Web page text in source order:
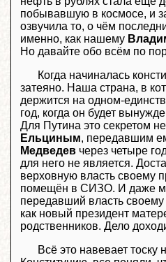
побывавшую в космосе, и
озвучила то, о чём
именно, как нашему
Но давайте обо всём по
Когда начиналась
затеяно. Наша страна, в
держится на одном-
год, когда он будет
Для Путина это секретом
Ельциным, передавшим
Медведев через четыре
для него не является.
верховную власть своему
помещён в СИЗО. И даже
передавший власть
как новый президент
родственников. Дело
Всё это навевает